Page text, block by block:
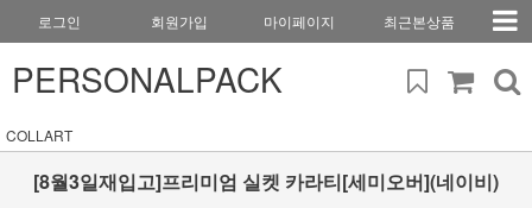
로그인 회원가입 마이페이지 최근본상품
PERSONALPACK
COLLART
[8월3일재입고]프리미엄 실켓 카라티[세미오버](네이비)